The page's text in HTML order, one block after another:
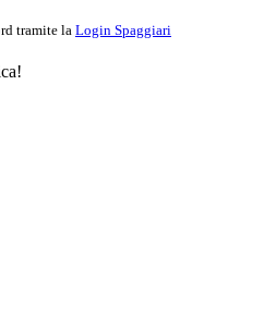
tramite la Login Spaggiari